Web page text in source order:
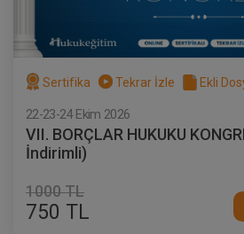
Sertifika Tekrar İzle Ekli
22-23-24 Ekim 2026
VII. BORÇLAR HUKUKU
İndirimli)
1000 TL
750 TL